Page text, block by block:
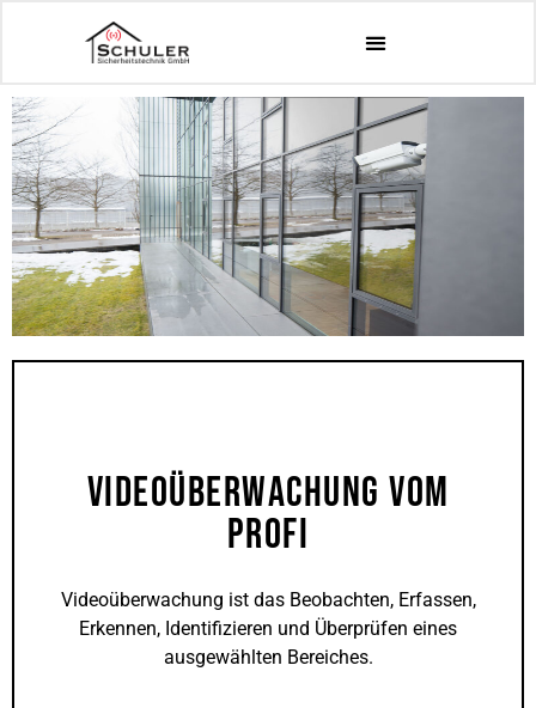
Videoüberwachung Vom
Profi
Videoüberwachung ist das Beobachten, Erfassen,
Erkennen, Identifizieren und Überprüfen eines
ausgewählten Bereiches.